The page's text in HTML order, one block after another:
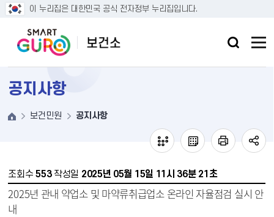
이 누리집은 대한민국 공식 전자정부 누리집입니다.
본문 바로가기
공지사항
보건민원 공지사항
조회수553 작성일 2025년 05월 15일 11시 36분 21초
2025년 관내 약업소 및 마약류취급업소 온라인 자율점검 실시 안
내